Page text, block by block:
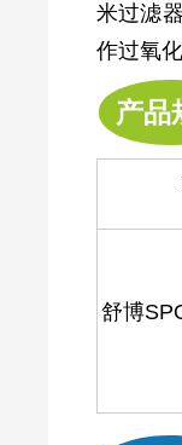
米过滤
作过氧
产品
舒博